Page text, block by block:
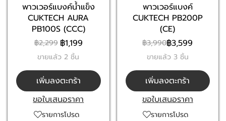
พาวเวอร์แบงค์น้ำแข็ง
CUKTECH AURA
PB100S (CCC)
฿2,299 ฿1,199
ขายแล้ว 2 ชิ้น
เพิ่มลงตะกร้า
ขอใบเสนอราคา
รายการโปรด
พาวเวอร์แบงค์
CUKTECH PB200P
(CE)
฿3,990฿3,599
ขายแล้ว 3 ชิ้น
เพิ่มลงตะกร้า
ขอใบเสนอราคา
รายการโปรด